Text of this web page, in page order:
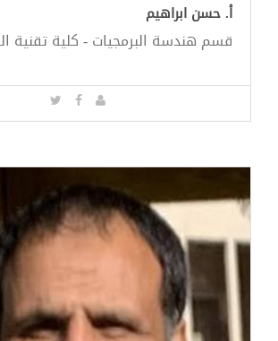
أ. حسن ابراهيم
قسم هندسة البرمجيات - كلية تقنية